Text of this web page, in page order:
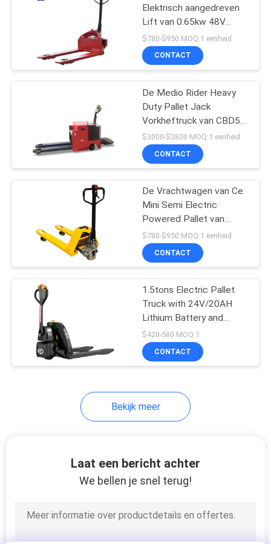
Batterij In werking
gestelde
Vorkheftruck
De hydraulische Lijst
van de Schaarlift
Hydraulisch
Trommelheftoestel
Broodjesstapelaar
Elektrisch aangedreven
Lift van 0.65kw 48V
15Ah Lage de
Palletvrachtwagen Jack
$780-$950 MOQ:1 eenheid
CONTACT
De Medio Rider Heavy
Duty Pallet Jack
Vorkheftruck van CBD50
1.2kw 5T Walkie
$3000-$3800 MOQ:1 eenheid
CONTACT
De Vrachtwagen van Ce
Mini Semi Electric
Powered Pallet van
4.5KPH 1500KG Walkie
$780-$950 MOQ:1 eenheid
CONTACT
1.5tons Electric Pallet
Truck with 24V/20AH
Lithium Battery and
1150mm Fork Length for
Efficient Warehouse
Handling
$420-580 MOQ:1
CONTACT
Bekijk meer
Laat een bericht achter
We bellen je snel terug!